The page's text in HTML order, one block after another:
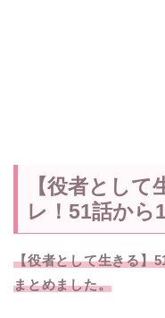
【役者とし
レ！51話から
【役者として生きる】
まとめました。